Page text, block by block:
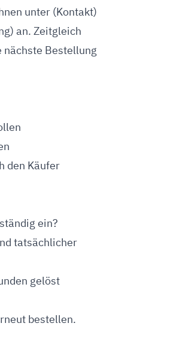
unter (Kontakt)
an. Zeitgleich
nächste Bestellung
den Käufer
ein?
tatsächlicher
gelöst
bestellen.